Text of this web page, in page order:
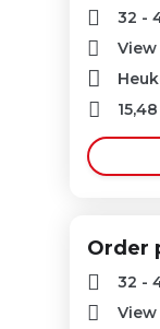
32 -
15,48
Order
32 -